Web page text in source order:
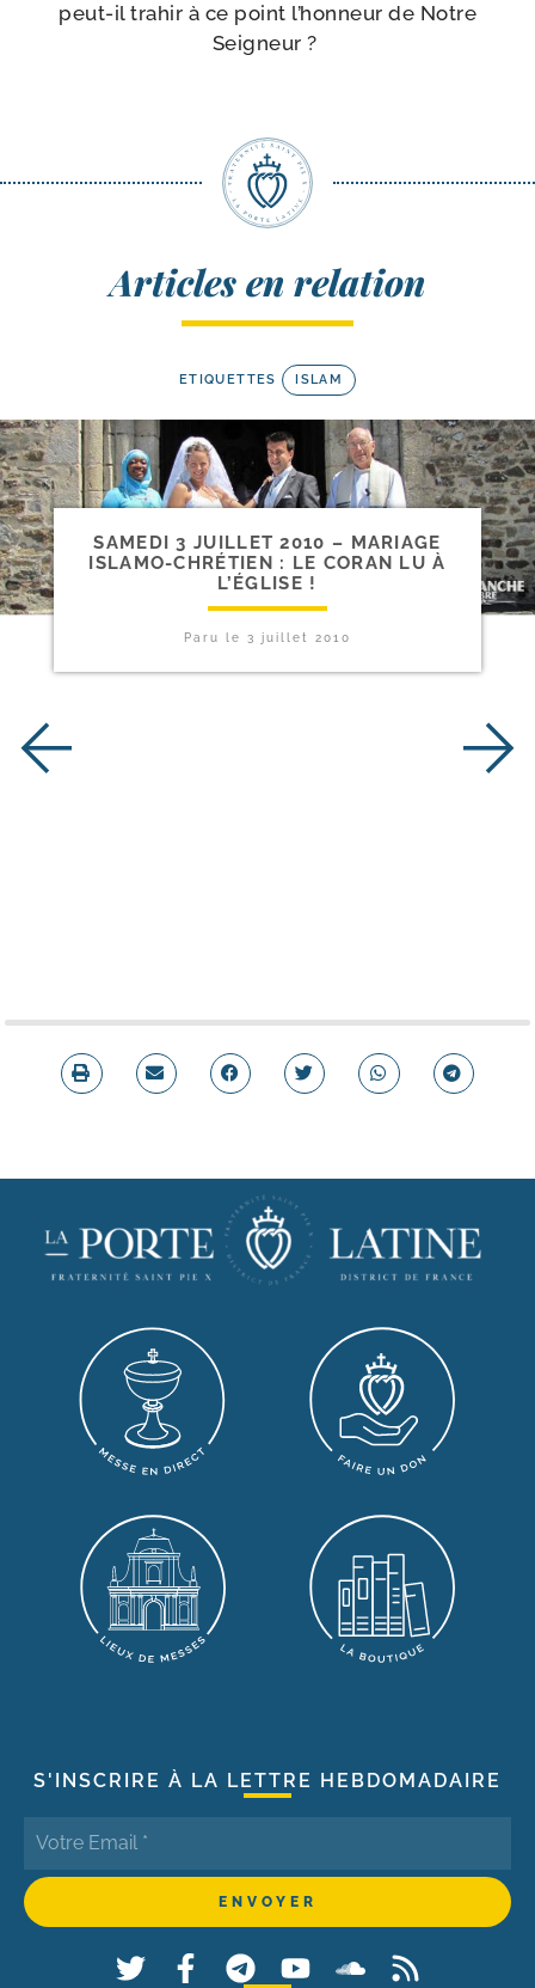
peut-​il tra­hir à ce point l’hon­neur de Notre
Seigneur ?
Articles en relation
ETIQUETTES ISLAM
SAMEDI 3 JUILLET 2010 – MARIAGE
ISLAMO-​CHRÉTIEN : LE CORAN LU À
L’ÉGLISE !
Paru le 3 juillet 2010
S'INSCRIRE À LA LETTRE HEBDOMADAIRE